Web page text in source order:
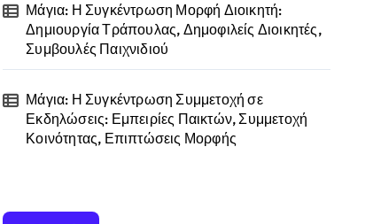
Μάγια: Η Συγκέντρωση Μορφή Διοικητή:
Δημιουργία Τράπουλας, Δημοφιλείς Διοικητές,
Συμβουλές Παιχνιδιού
Μάγια: Η Συγκέντρωση Συμμετοχή σε
Εκδηλώσεις: Εμπειρίες Παικτών, Συμμετοχή
Κοινότητας, Επιπτώσεις Μορφής